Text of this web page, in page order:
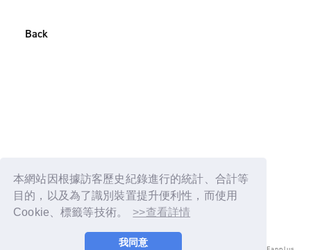
本網站因根據訪客歷史紀錄進行的統計、合計等
目的，以及為了識別裝置提升便利性，而使用
Cookie、標籤等技術。
>>查看詳情
我同意
Back